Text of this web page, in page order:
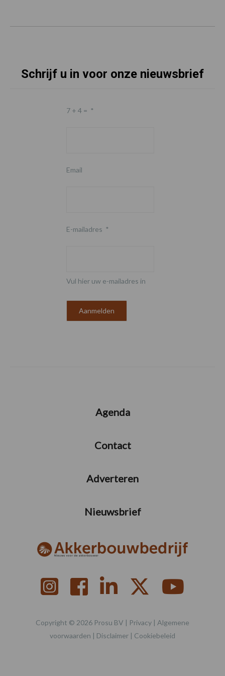
Schrijf u in voor onze nieuwsbrief
7 + 4 = *
Email
E-mailadres *
Vul hier uw e-mailadres in
Agenda
Contact
Adverteren
Nieuwsbrief
Copyright © 2026 Prosu BV | Privacy | Algemene
voorwaarden | Disclaimer | Cookiebeleid